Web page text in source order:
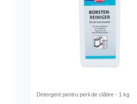
Detergent pentru perii de clătire - 1 kg